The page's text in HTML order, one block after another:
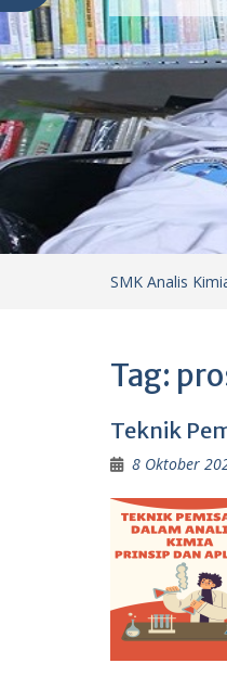
SMK Analis
Tag:
Teknik
8 Oktober